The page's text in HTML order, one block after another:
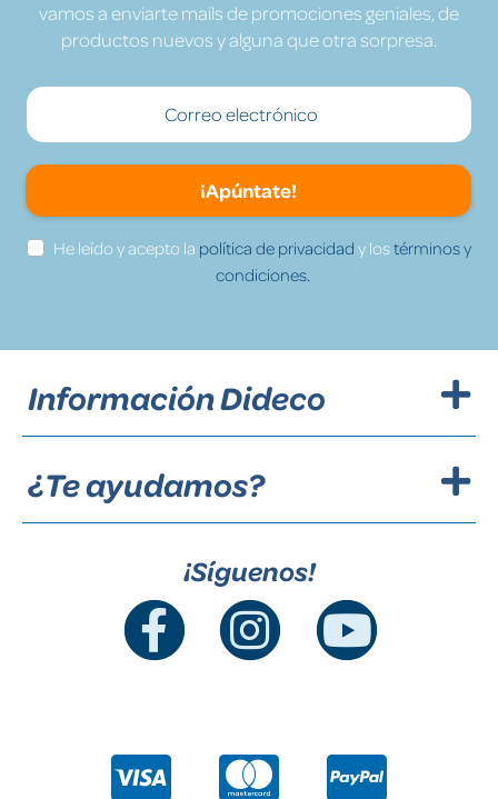
vamos a enviarte mails de promociones geniales, de
productos nuevos y alguna que otra sorpresa.
¡Apúntate!
He leído y acepto la política de privacidad y lostérminos y
condiciones.
Información Dideco
¿Te ayudamos?
¡Síguenos!